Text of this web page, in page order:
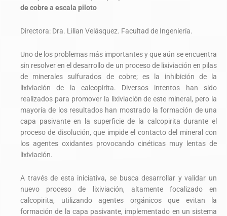
de cobre a escala piloto
Directora: Dra. Lilian Velásquez. Facultad de Ingeniería.
Uno de los problemas más importantes y que aún se encuentra
sin resolver en el desarrollo de un proceso de lixiviación en pilas
de minerales sulfurados de cobre; es la inhibición de la
lixiviación de la calcopirita. Diversos intentos han sido
realizados para promover la lixiviación de este mineral, pero la
mayoría de los resultados han mostrado la formación de una
capa pasivante en la superficie de la calcopirita durante el
proceso de disolución, que impide el contacto del mineral con
los agentes oxidantes provocando cinéticas muy lentas de
lixiviación.
A través de esta iniciativa, se busca desarrollar y validar un
nuevo proceso de lixiviación, altamente focalizado en
calcopirita, utilizando agentes orgánicos que evitan la
formación de la capa pasivante, implementado en un sistema